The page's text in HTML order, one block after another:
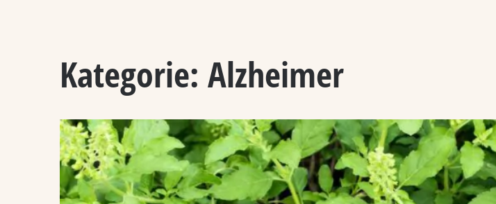
Kategorie: Alzheimer